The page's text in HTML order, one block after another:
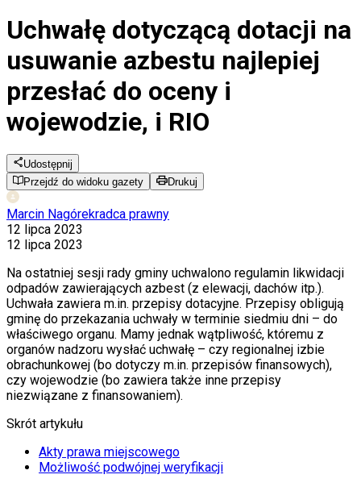
Uchwałę dotyczącą dotacji na
usuwanie azbestu najlepiej
przesłać do oceny i
wojewodzie, i RIO
Udostępnij
Przejdź do widoku gazety
Drukuj
Marcin Nagórekradca prawny
12 lipca 2023
12 lipca 2023
Na ostatniej sesji rady gminy uchwalono regulamin likwidacji
odpadów zawierających azbest (z elewacji, dachów itp.).
Uchwała zawiera m.in. przepisy dotacyjne. Przepisy obligują
gminę do przekazania uchwały w terminie siedmiu dni – do
właściwego organu. Mamy jednak wątpliwość, któremu z
organów nadzoru wysłać uchwałę – czy regionalnej izbie
obrachunkowej (bo dotyczy m.in. przepisów finansowych),
czy wojewodzie (bo zawiera także inne przepisy
niezwiązane z finansowaniem).
Skrót artykułu
Akty prawa miejscowego
Możliwość podwójnej weryfikacji